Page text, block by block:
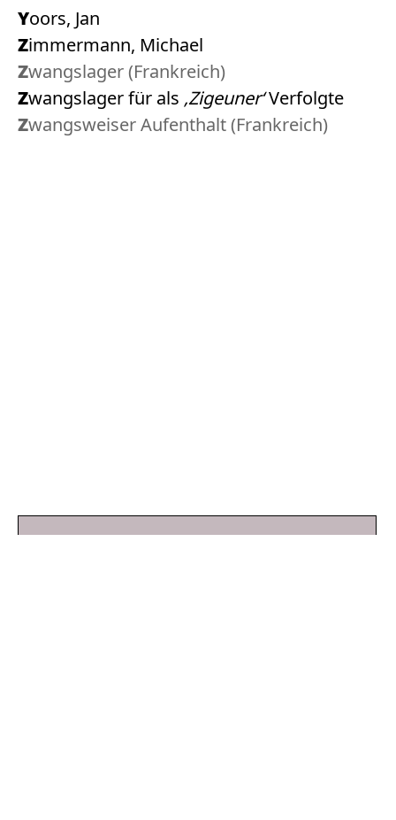
Yoors, Jan
Zimmermann, Michael
Zwangslager (Frankreich)
Zwangslager für als ‚Zigeuner‘Verfolgte
Zwangsweiser Aufenthalt (Frankreich)